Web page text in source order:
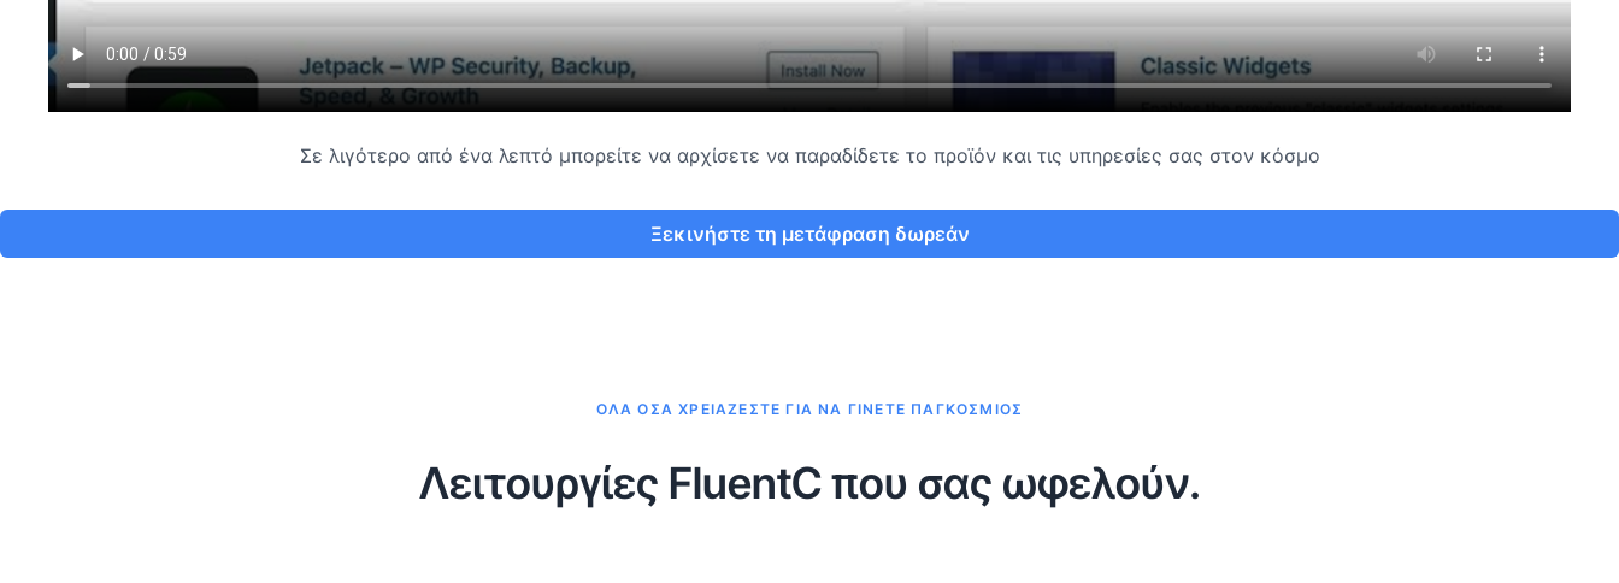
Σε λιγότερο από ένα λεπτό μπορείτε να αρχίσετε να παραδίδετε το προϊόν και τις υπηρεσίες σας στον κόσμο
Ξεκινήστε τη μετάφραση δωρεάν
ΌΛΑ ΌΣΑ ΧΡΕΙΆΖΕΣΤΕ ΓΙΑ ΝΑ ΓΊΝΕΤΕ ΠΑΓΚΌΣΜΙΟΣ
Λειτουργίες FluentC που σας ωφελούν.